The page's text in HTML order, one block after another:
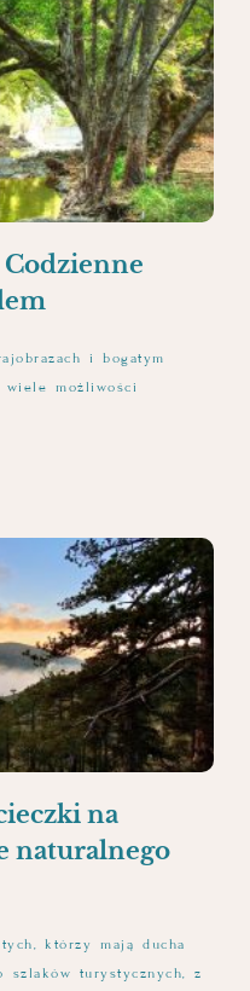
i bogatym
możliwości
na
naturalnego
którzy mają ducha
szlaków turystycznych, z